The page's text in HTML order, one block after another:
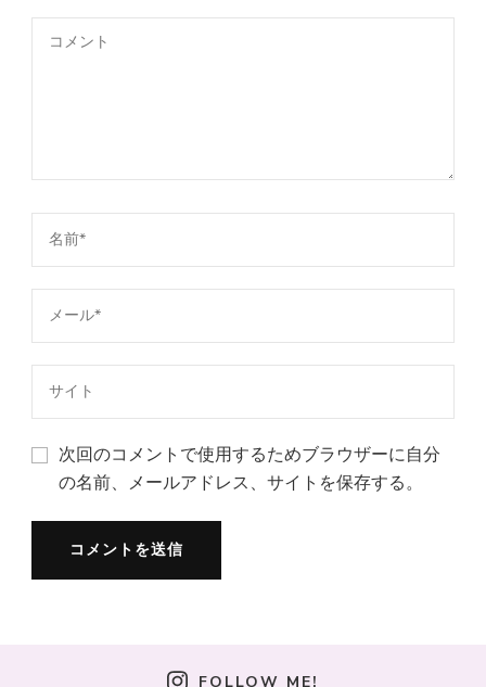
次回のコメントで使用するためブラウザーに自分
の名前、メールアドレス、サイトを保存する。
FOLLOW ME!